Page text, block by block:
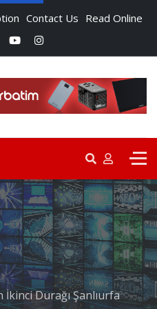
Contact Us Read Online
Durağı Şanlıurfa